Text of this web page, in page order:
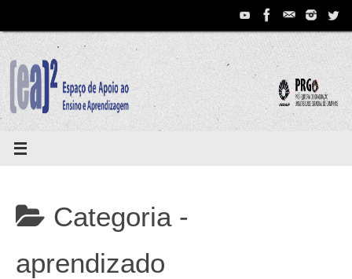
conteúdo
Categoria -
aprendizado